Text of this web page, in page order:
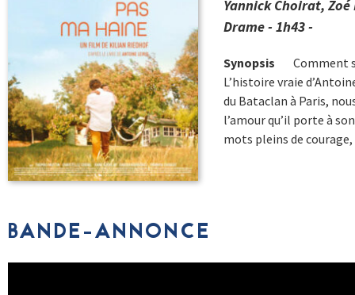
Yannick Choirat,
Drame - 1h43 -
Synopsis
Comment
L’histoire vraie
du Bataclan à Paris,
l’amour qu’il porte à
mots pleins de
BANDE-ANNONCE